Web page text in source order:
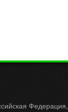
Федерация,